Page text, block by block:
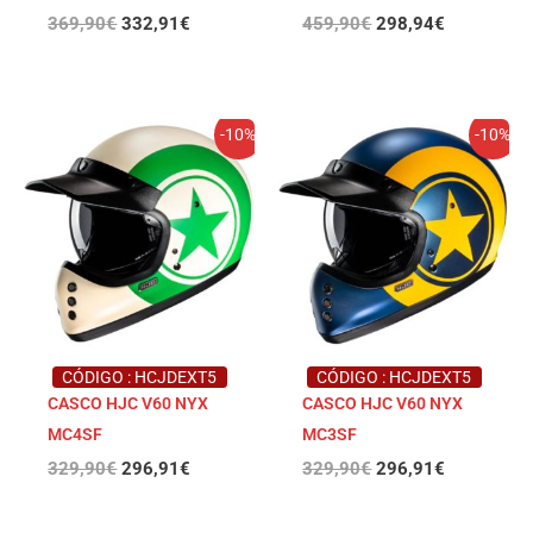
369,90€ 332,91€ 459,90€ 298,94€
-10%
CÓDIGO : HCJDEXT5
CASCO HJC V60 NYX
MC4SF
329,90€
El
precio
original
era:
329,90€.
296,91€
El
precio
actual
es:
296,91€.
-10%
CÓDIGO : HCJDEXT5
CASCO HJC V60 NYX
MC3SF
329,90€
El
precio
original
era:
329,90€.
296,91€
El
precio
actual
es:
296,91€.